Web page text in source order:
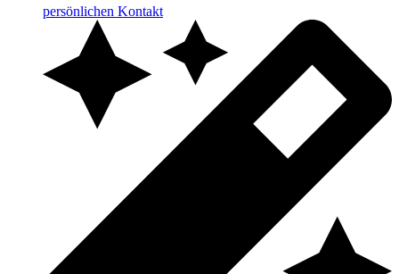
persönlichen Kontakt